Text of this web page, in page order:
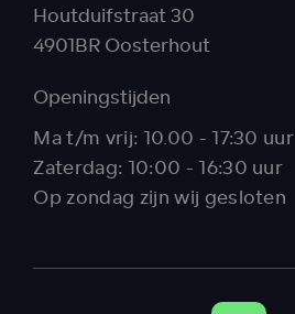
Houtduifstraat 30
4901BR Oosterhout
Openingstijden
Ma t/m vrij: 10.00 - 17:30 uur
Zaterdag: 10:00 - 16:30 uur
Op zondag zijn wij gesloten